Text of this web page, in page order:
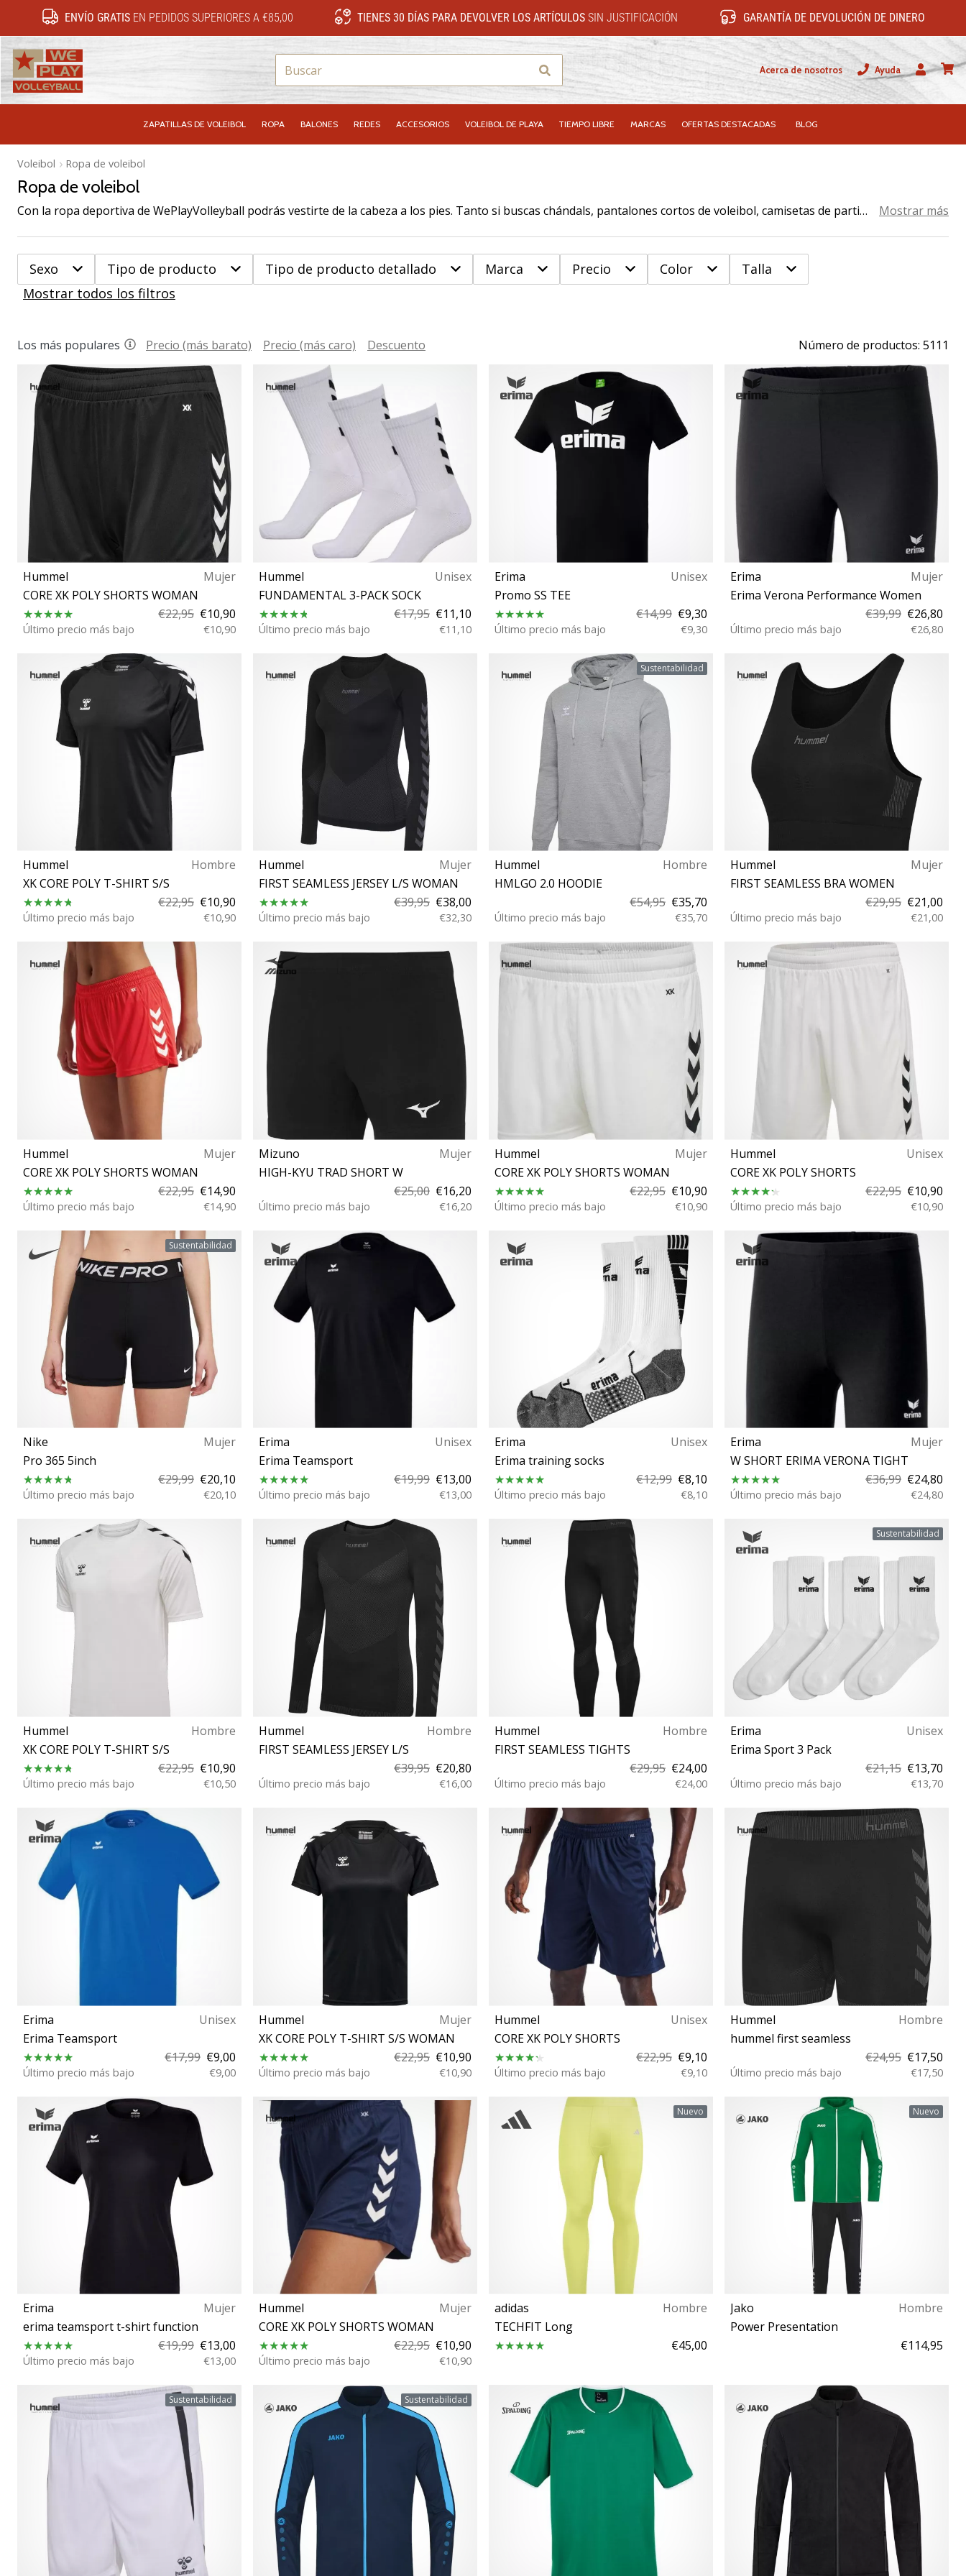
ENVÍO GRATISEN PEDIDOS SUPERIORES A €85,00 TIENES 30 DÍAS PARA DEVOLVER LOS ARTÍCULOS SIN JUSTIFICACIÓN GARANTÍA DE DEVOLUCIÓN DE DINERO
Buscar Acerca de nosotros
Ayuda
Usuario
ZAPATILLAS DE VOLEIBOL ROPA BALONES REDES ACCESORIOS VOLEIBOL DE PLAYA TIEMPO LIBRE MARCAS OFERTAS DESTACADAS BLOG
Voleibol Ropa de voleibol
Ropa de voleibol
Con la ropa deportiva de WePlayVolleyball podrás vestirte de la cabeza a los pies. Tanto si buscas chándals, pantalones cortos de voleibol, camisetas de partido, ropa funcional o calcetines, siempre encontrarás los últimos modelos de las marcas de voleibol más famosas como Erima, hummel y Kempa. Echa un vistazo a nuestra amplia gama de ropa deportiva de voleibol para hombre, mujer y niño y compra ropa nueva online. Mostrar más
Sexo Tipo de producto Tipo de producto detallado Marca Precio Color
Talla
Mostrar todos los filtros
Los más populares Precio (más barato) Precio (más caro) Descuento Número de productos: 5111
Hummel
Mujer
CORE XK POLY SHORTS WOMAN
€22,95 €10,90
Último precio más bajo €10,90
L XL XXL
Hummel
Unisex
FUNDAMENTAL 3-PACK SOCK
€17,95 €11,10
Último precio más bajo €11,10
Erima
Unisex
Promo SS TEE
€14,99 €9,30
Último precio más bajo €9,30
XL 140
Erima
Mujer
Erima Verona Performance Women
€39,99 €26,80
Último precio más bajo €26,80
34 36 38 40 42 44 48 46
Hummel
Hombre
XK CORE POLY T-SHIRT S/S
€22,95 €10,90
Último precio más bajo €10,90
S M L XL XXL
Hummel
Mujer
FIRST SEAMLESS JERSEY L/S WOMAN
€39,95 €38,00
Último precio más bajo €32,30
XS/S M/L XL/XXL
Sustentabilidad
Hummel
Hombre
HMLGO 2.0 HOODIE
€54,95 €35,70
Último precio más bajo €35,70
S M 3XL
Hummel
Mujer
FIRST SEAMLESS BRA WOMEN
€29,95 €21,00
Último precio más bajo €21,00
XS/S M/L XL/XXL
Hummel
Mujer
CORE XK POLY SHORTS WOMAN
€22,95 €14,90
Último precio más bajo €14,90
Mizuno
Mujer
HIGH-KYU TRAD SHORT W
€25,00 €16,20
Último precio más bajo €16,20
XXS XS S L XL XXL 3XL
Hummel
Mujer
CORE XK POLY SHORTS WOMAN
€22,95 €10,90
Último precio más bajo €10,90
L XXL
Hummel
Unisex
CORE XK POLY SHORTS
€22,95 €10,90
Último precio más bajo €10,90
S M XL 3XL
Sustentabilidad
Nike
Mujer
Pro 365 5inch
€29,99 €20,10
Último precio más bajo €20,10
L
Erima
Unisex
Erima Teamsport
€19,99 €13,00
Último precio más bajo €13,00
L XL 2XL 116
Erima
Unisex
Erima training socks
€12,99 €8,10
Último precio más bajo €8,10
Erima
Mujer
W SHORT ERIMA VERONA TIGHT
€36,99 €24,80
Último precio más bajo €24,80
36 44 XS S M L XL XXL
Hummel
Hombre
XK CORE POLY T-SHIRT S/S
€22,95 €10,90
Último precio más bajo €10,50
XXL
Hummel
Hombre
FIRST SEAMLESS JERSEY L/S
€39,95 €20,80
Último precio más bajo €16,00
XS/S M/L XL/XXL
Hummel
Hombre
FIRST SEAMLESS TIGHTS
€29,95 €24,00
Último precio más bajo €24,00
XS/S M/L XL/XXL
Sustentabilidad
Erima
Unisex
Erima Sport 3 Pack
€21,15 €13,70
Último precio más bajo €13,70
35-38 39-42 43-46 47-50
Erima
Unisex
Erima Teamsport
€17,99 €9,00
Último precio más bajo €9,00
2XL 116 128 140 152
Hummel
Mujer
XK CORE POLY T-SHIRT S/S WOMAN
€22,95 €10,90
Último precio más bajo €10,90
M XXL XS L XL
Hummel
Unisex
CORE XK POLY SHORTS
€22,95 €9,10
Último precio más bajo €9,10
S M L XL XXL 3XL
Hummel
Hombre
hummel first seamless
€24,95 €17,50
Último precio más bajo €17,50
XS/S M/L XL/XXL
Erima
Mujer
erima teamsport t-shirt function
€19,99 €13,00
Último precio más bajo €13,00
44 XS S
Hummel
Mujer
CORE XK POLY SHORTS WOMAN
€22,95 €10,90
Último precio más bajo €10,90
Nuevo
adidas
Hombre
TECHFIT Long
€45,00
M L XL
Nuevo
Jako
Hombre
Power Presentation
€114,95
M
Sustentabilidad Sustentabilidad